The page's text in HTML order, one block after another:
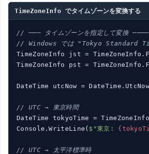
TimeZoneInfo でタイムゾーンを変換する
// ─── タイムゾーンを指定して変換
// Windows では "Tokyo Standard
TimeZoneInfo jst =
TimeZoneInfo pst =
DateTime utcNow =
// UTC → 東京時間
DateTime tokyoTime =
Console.WriteLine( $"東京:
// UTC → 太平洋標準時